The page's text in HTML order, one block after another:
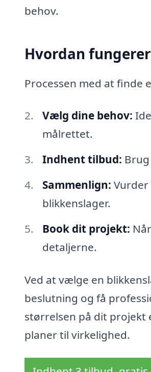
behov.
Hvordan
Processen med at finde
Vælg dine behov:
målrettet.
Indhent tilbud:
Sammenlign:
blikkenslager.
Book dit projekt:
detaljerne.
Ved at vælge en
beslutning og få
størrelsen på dit projekt
planer til virkelighed.